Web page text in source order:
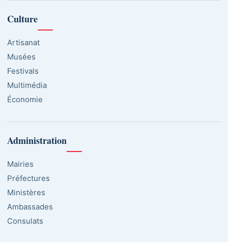
Culture
Artisanat
Musées
Festivals
Multimédia
Économie
Administration
Mairies
Préfectures
Ministères
Ambassades
Consulats